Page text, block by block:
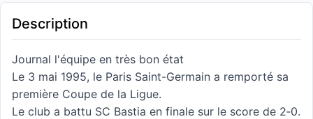
Description
Journal l'équipe en très bon état
Le 3 mai 1995, le Paris Saint-Germain a remporté sa
première Coupe de la Ligue.
Le club a battu SC Bastia en finale sur le score de 2‑0.